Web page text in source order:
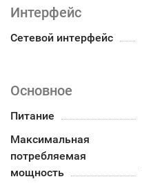
Интерфейс
Сетевой интерфейс
Основное
Питание
Максимальная
потребляемая
мощность